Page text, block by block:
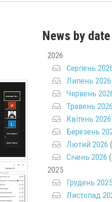
News by date
2026
Серпень
Липень 2026
Червень
Травень 2026
Квітень 2026
Березень
Лютий 2026
Січень 2026
2025
Грудень 2025
Листопад